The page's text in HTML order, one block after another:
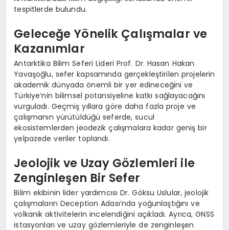
tespitlerde bulundu.
Geleceğe Yönelik Çalışmalar ve
Kazanımlar
Antarktika Bilim Seferi Lideri Prof. Dr. Hasan Hakan
Yavaşoğlu, sefer kapsamında gerçekleştirilen projelerin
akademik dünyada önemli bir yer edineceğini ve
Türkiye’nin bilimsel potansiyeline katkı sağlayacağını
vurguladı. Geçmiş yıllara göre daha fazla proje ve
çalışmanın yürütüldüğü seferde, sucul
ekosistemlerden jeodezik çalışmalara kadar geniş bir
yelpazede veriler toplandı.
Jeolojik ve Uzay Gözlemleri ile
Zenginleşen Bir Sefer
Bilim ekibinin lider yardımcısı Dr. Göksu Uslular, jeolojik
çalışmaların Deception Adası’nda yoğunlaştığını ve
volkanik aktivitelerin incelendiğini açıkladı. Ayrıca, GNSS
istasyonları ve uzay gözlemleriyle de zenginleşen